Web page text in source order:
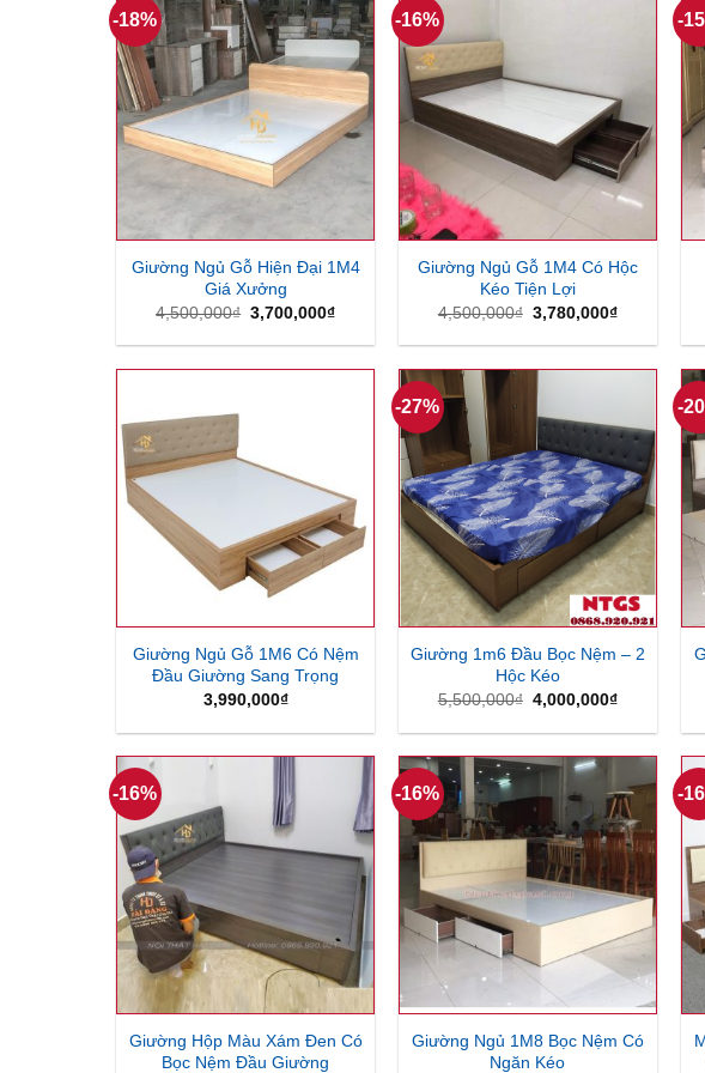
-18%
Giường Ngủ Gỗ Hiện Đại 1M4
Giá Xưởng
4,500,000₫ Giá
là:
3,700,000₫Giá
tại
3,700,000₫.
-16%
Giường Ngủ Gỗ 1M4 Có Hộc
Kéo Tiện Lợi
4,500,000₫ Giá
là:
3,780,000₫Giá
tại
-
Giường Ngủ Gỗ 1M6 Có Nệm
Đầu Giường Sang Trọng
3,990,000₫
-27%
Giường 1m6 Đầu Bọc Nệm – 2
Hộc Kéo
5,500,000₫ Giá
là:
4,000,000₫Giá
tại
-
-16%
Giường Hộp Màu Xám Đen Có
Bọc Nệm Đầu Giường
-16%
Giường Ngủ 1M8 Bọc Nệm Có
Ngăn Kéo
-